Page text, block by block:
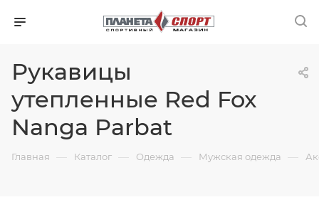
Рукавицы
утепленные Red Fox
Nanga Parbat
Главная — Каталог — Одежда — Мужская одежда —